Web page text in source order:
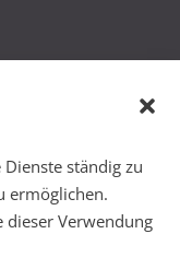
ständig zu
ermöglichen.
dieser Verwendung